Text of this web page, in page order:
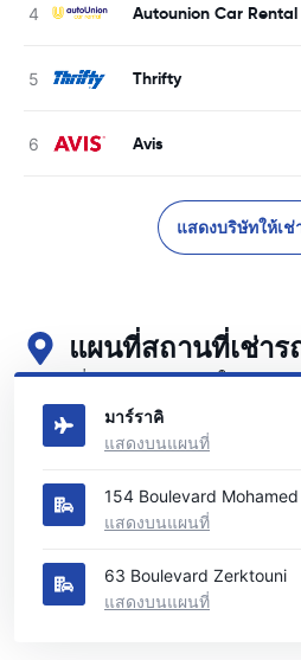
Autounion Car Rental
Thrifty
Avis
แสดงบริษัทให้เช่
แผนที่สถานที่เช่าร
ดูสถานที่เช่ารถหลักของเราในมาราเค
มาร์ราคิ
แสดงบนแผนที่
154 Boulevard
แสดงบนแผนที่
63 Boulevard Zerktouni
แสดงบนแผนที่